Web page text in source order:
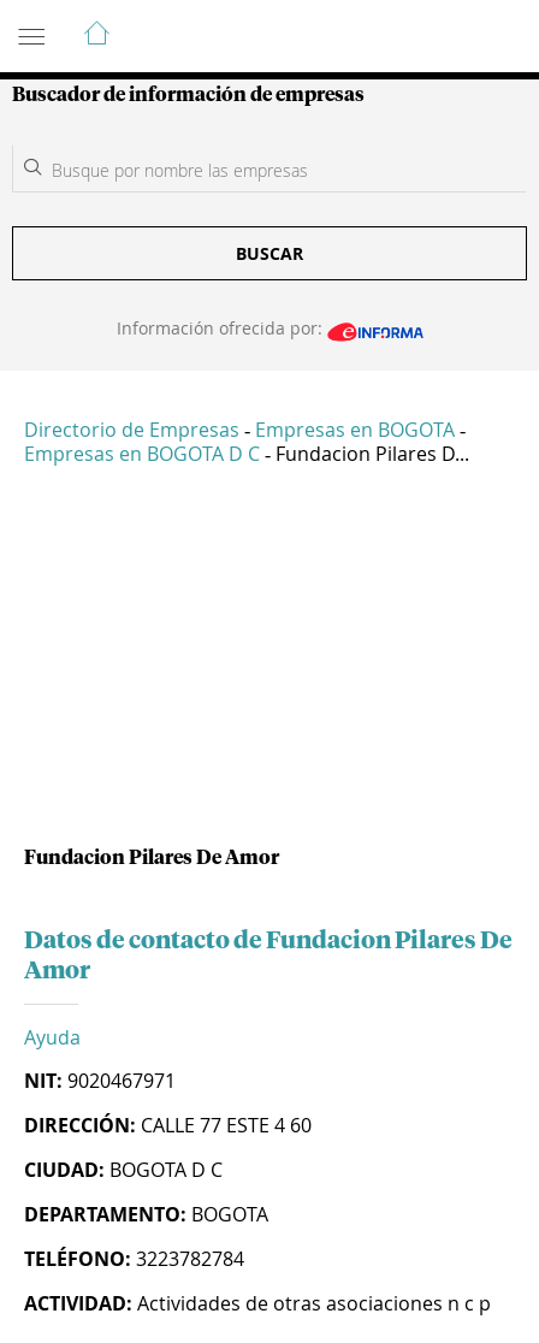
Guía de Empresas Colombianas
Buscador de información de empresas
BUSCAR
Información ofrecida por:
Directorio de Empresas - Empresas en BOGOTA -
Empresas en BOGOTA D C - Fundacion Pilares D...
Fundacion Pilares De Amor
Datos de contacto de Fundacion Pilares De
Amor
Ayuda
NIT: 9020467971
DIRECCIÓN: CALLE 77 ESTE 4 60
CIUDAD: BOGOTA D C
DEPARTAMENTO: BOGOTA
TELÉFONO: 3223782784
ACTIVIDAD: Actividades de otras asociaciones n c p